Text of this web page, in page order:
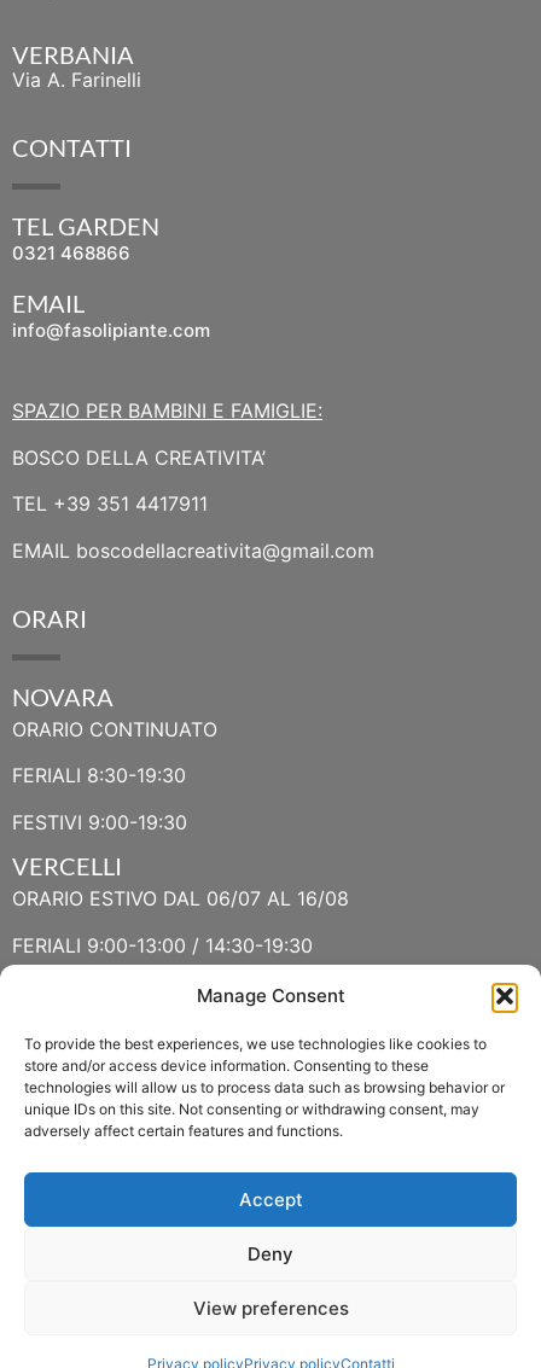
Manage Consent
To provide the best experiences, we use technologies like cookies to
store and/or access device information. Consenting to these
technologies will allow us to process data such as browsing behavior or
unique IDs on this site. Not consenting or withdrawing consent, may
adversely affect certain features and functions.
Accept
Deny
View preferences
Privacy policyPrivacy policyContatti
VERBANIA
Via A. Farinelli
CONTATTI
TEL GARDEN
0321 468866
EMAIL
info@fasolipiante.com
SPAZIO PER BAMBINI E FAMIGLIE:
BOSCO DELLA CREATIVITA’
TEL +39 351 4417911
EMAIL boscodellacreativita@gmail.com
ORARI
NOVARA
ORARIO CONTINUATO
FERIALI 8:30-19:30
FESTIVI 9:00-19:30
VERCELLI
ORARIO ESTIVO DAL 06/07 AL 16/08
FERIALI 9:00-13:00 / 14:30-19:30
FESTIVI 9:30-13:00 / 14:30-19:30
VERBANIA
ORARIO ESTIVO LUGLIO E AGOSTO
FERIALI 8:30-13:00 / 15:00-19:00
FESTIVI 8:30-12:30